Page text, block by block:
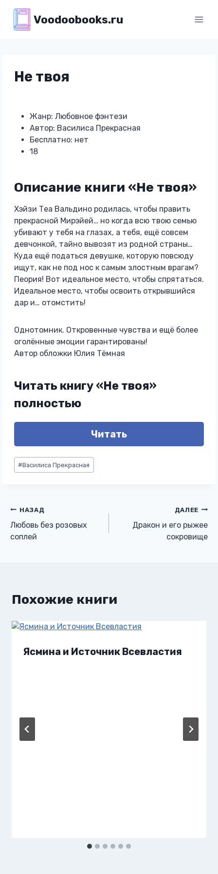
содержимому
Voodoobooks.ru
Не твоя
Жанр: Любовное фэнтези
Автор: Василиса Прекрасная
Бесплатно: нет
18
Описание книги «Не твоя»
Хэйзи Теа Вальдино родилась, чтобы править
прекрасной Мирэйей… но когда всю твою семью
убивают у тебя на глазах, а тебя, ещё совсем
девчонкой, тайно вывозят из родной страны…
Куда ещё податься девушке, которую повсюду
ищут, как не под нос к самым злостным врагам?
Пеория! Вот идеальное место, чтобы спрятаться.
Идеальное место, чтобы освоить открывшийся
дар и… отомстить!
Однотомник. Откровенные чувства и ещё более
оголённые эмоции гарантированы!
Автор обложки Юлия Тёмная
Читать книгу «Не твоя»
полностью
Читать
Метки
записи:
#Василиса Прекрасная
Навигация
по
НАЗАД
Любовь без розовых
соплей
ДАЛЕЕ
Дракон и его рыжее
сокровище
Похожие книги
Ясмина и Источник Всевластия